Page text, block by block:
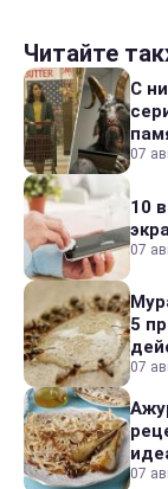
Читайте
С
07
10
07
5
07
07